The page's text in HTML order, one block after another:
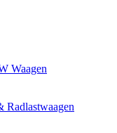
Waagen
Radlastwaagen